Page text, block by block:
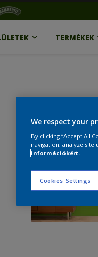
TERMÉKEK
We respect your
By clicking “Accept All
navigation, analyze site
információkért.
Cookies Settings